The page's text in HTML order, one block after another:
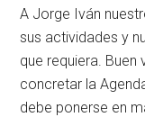
A Jorge Iván
sus actividades y
que requiera.
concretar la
debe ponerse en